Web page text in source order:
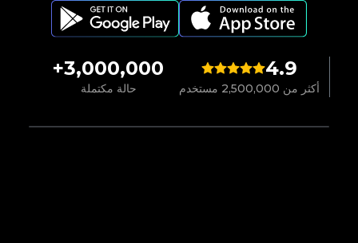
4.9
أكثر من 2,500,000 مستخدم
3,000,000+
حالة مكتملة